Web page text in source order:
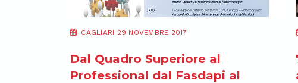
CAGLIARI 29 NOVEMBRE 2017
Dal Quadro Superiore al
Professional dal Fasdapi al